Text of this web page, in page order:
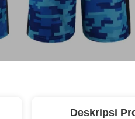
Deskripsi